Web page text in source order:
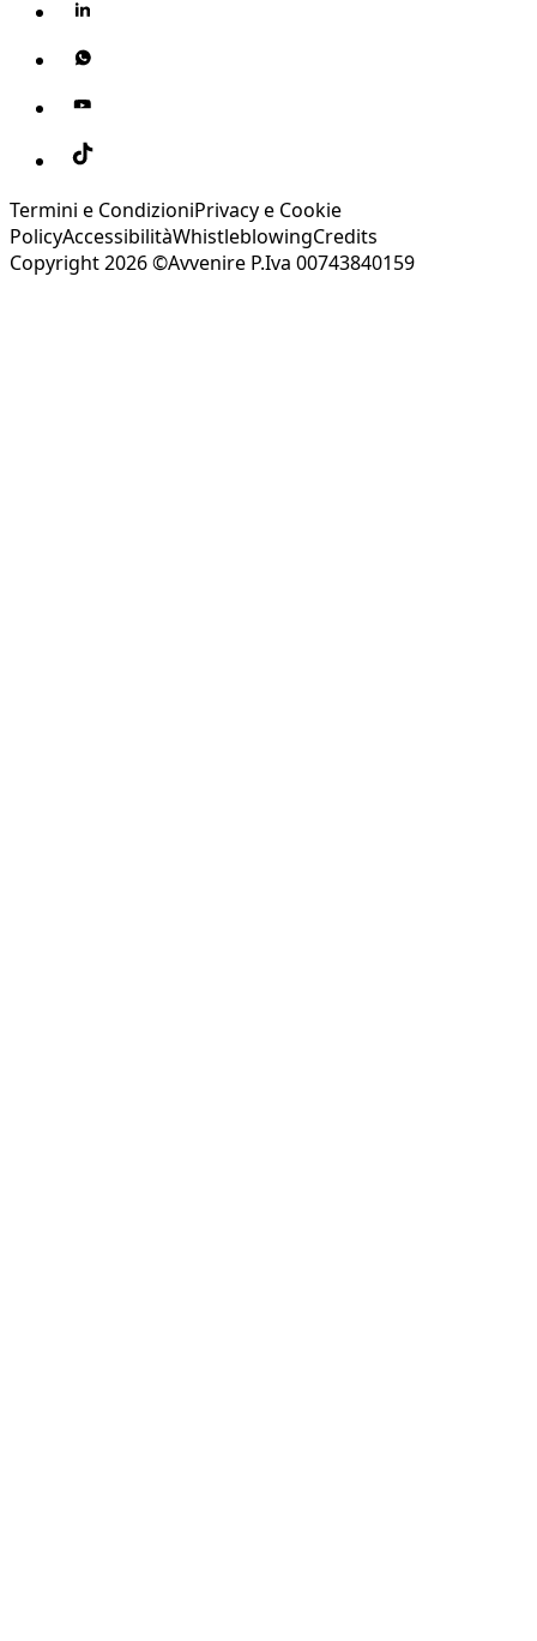
Termini e CondizioniPrivacy e Cookie
PolicyAccessibilitàWhistleblowingCredits
Copyright 2026 ©Avvenire P.Iva 00743840159